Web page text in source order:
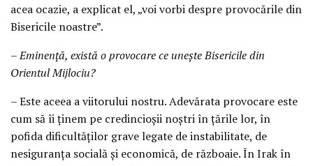
acea ocazie, a explicat el, „voi vorbi despre provocările din
Bisericile noastre”.
– Eminență, există o provocare ce unește Bisericile din
Orientul Mijlociu?
– Este aceea a viitorului nostru. Adevărata provocare este
cum să îi ținem pe credincioșii noștri în țările lor, în
pofida dificultăților grave legate de instabilitate, de
nesiguranța socială și economică, de războaie. În Irak în